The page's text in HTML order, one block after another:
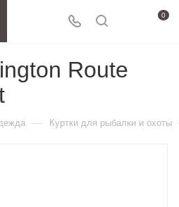
0
Route
— Куртки для рыбалки и охоты